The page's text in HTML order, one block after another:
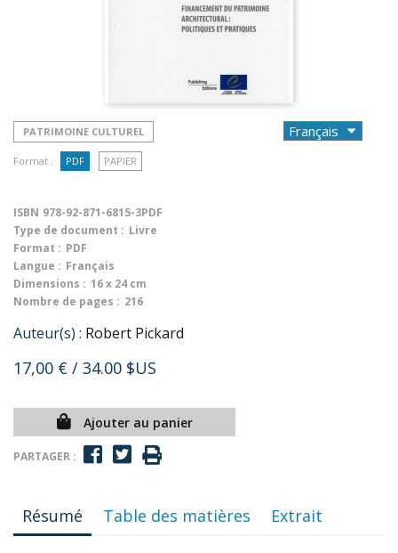
PATRIMOINE CULTUREL
Format : PDF PAPIER
ISBN 978-92-871-6815-3PDF
Type de document : Livre
Format : PDF
Langue : Français
Dimensions : 16 x 24 cm
Nombre de pages : 216
Auteur(s) : Robert Pickard
17,00 € / 34.00 $US
Ajouter au panier
PARTAGER :
Résumé Table des matières Extrait